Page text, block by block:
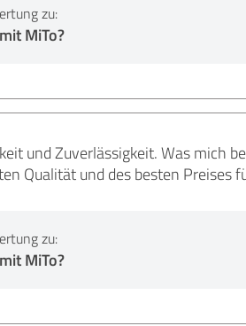
zu:
MiTo?
und Zuverlässigkeit. Was mich
Qualität und des besten Preises
zu:
MiTo?